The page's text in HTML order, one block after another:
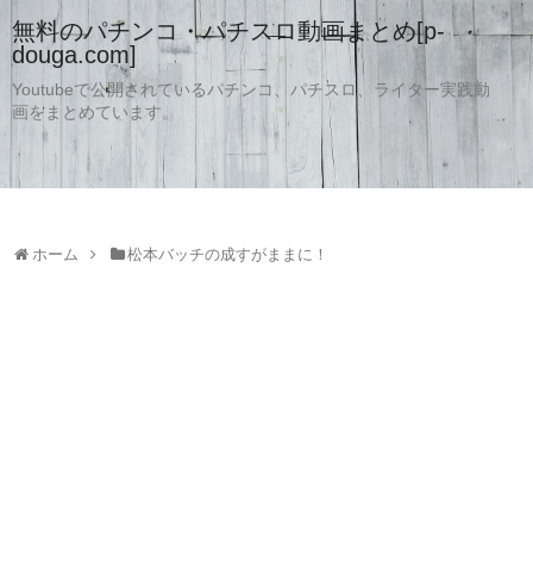
無料のパチンコ・パチスロ動画まとめ[p-
douga.com]
Youtubeで公開されているパチンコ、パチスロ、ライター実践動
画をまとめています。
ホーム 松本バッチの成すがままに！